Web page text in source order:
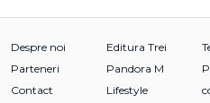
Despre noi
Parteneri
Contact
Editura Trei
Pandora M
Lifestyle